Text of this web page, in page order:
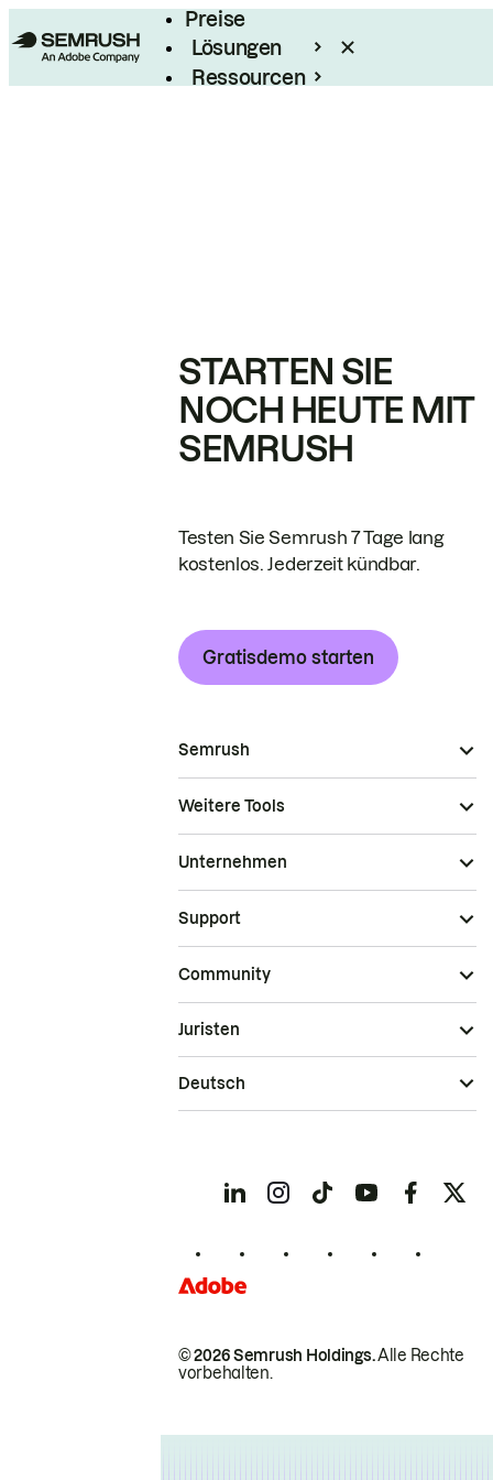
Preise
Lösungen
Ressourcen
STARTEN SIE
NOCH HEUTE MIT
SEMRUSH
Testen Sie Semrush 7 Tage lang
kostenlos. Jederzeit kündbar.
Gratisdemo starten
Semrush
Weitere Tools
Unternehmen
Support
Community
© 2026 Semrush Holdings.Alle Rechte
vorbehalten.
Juristen
Deutsch